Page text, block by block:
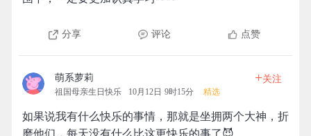
分享 评论 点赞
萌系萝莉
祖国母亲生日快乐 10月12日 9时15分 精选
+关注
如果说我有什么快乐的事情，那就是坐拥两个大神，折
磨他们，每天没有什么比这更快乐的事了😈